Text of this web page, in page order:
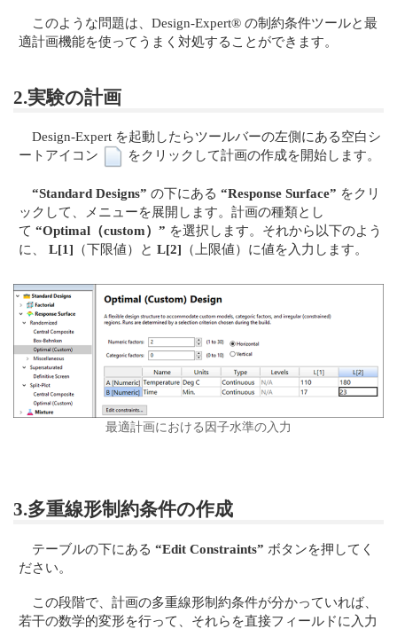
このような問題は、Design-Expert® の制約条件ツールと最
適計画機能を使ってうまく対処することができます。
2.実験の計画
Design-Expert を起動したらツールバーの左側にある空白シ
ートアイコン
をクリックして計画の作成を開始します。
“Standard Designs” の下にある“Response Surface” をクリ
ックして、メニューを展開します。計画の種類とし
て“Optimal（custom）” を選択します。それから以下のよう
に、L[1] （下限値）とL[2] （上限値）に値を入力します。
最適計画における因子水準の入力
3.多重線形制約条件の作成
テーブルの下にある“Edit Constraints” ボタンを押してく
ださい。
この段階で、計画の多重線形制約条件が分かっていれば、
若干の数学的変形を行って、それらを直接フィールドに入力